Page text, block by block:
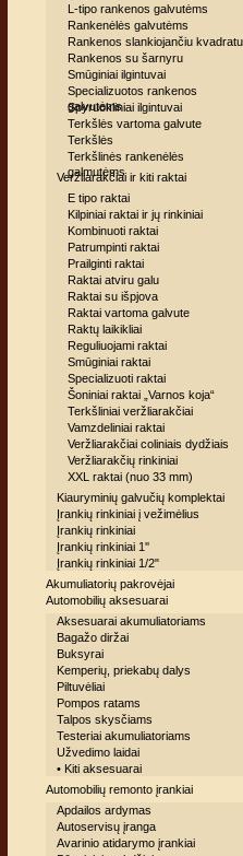
L-tipo rankenos galvutėms
Rankenėlės galvutėms
Rankenos slankiojančiu kvadratu
Rankenos su šarnyru
Smūginiai ilgintuvai
Specializuotos rankenos
galvutėms
Spyruokliniai ilgintuvai
Terkšlės vartoma galvute
Terkšlės
Terkšlinės rankenėlės
galmutėms
Veržliarakčiai ir kiti raktai
E tipo raktai
Kilpiniai raktai ir jų rinkiniai
Kombinuoti raktai
Patrumpinti raktai
Prailginti raktai
Raktai atviru galu
Raktai su išpjova
Raktai vartoma galvute
Raktų laikikliai
Reguliuojami raktai
Smūginiai raktai
Specializuoti raktai
Šoniniai raktai „Varnos koja“
Terkšliniai veržliarakčiai
Vamzdeliniai raktai
Veržliarakčiai coliniais dydžiais
Veržliarakčių rinkiniai
XXL raktai (nuo 33 mm)
Kiauryminių galvučių komplektai
Įrankių rinkiniai į vežimėlius
Įrankių rinkiniai
Įrankių rinkiniai 1''
Įrankių rinkiniai 1/2"
Akumuliatorių pakrovėjai
Automobilių aksesuarai
Aksesuarai akumuliatoriams
Bagažo diržai
Buksyrai
Kemperių, priekabų dalys
Piltuvėliai
Pompos ratams
Talpos skysčiams
Testeriai akumuliatoriams
Užvedimo laidai
• Kiti aksesuarai
Automobilių remonto įrankiai
Apdailos ardymas
Autoservisų įranga
Avarinio atidarymo įrankiai